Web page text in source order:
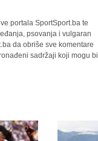
portala SportSport.ba te
psovanja i vulgaran
da obriše sve komentare
sadržaji koji mogu